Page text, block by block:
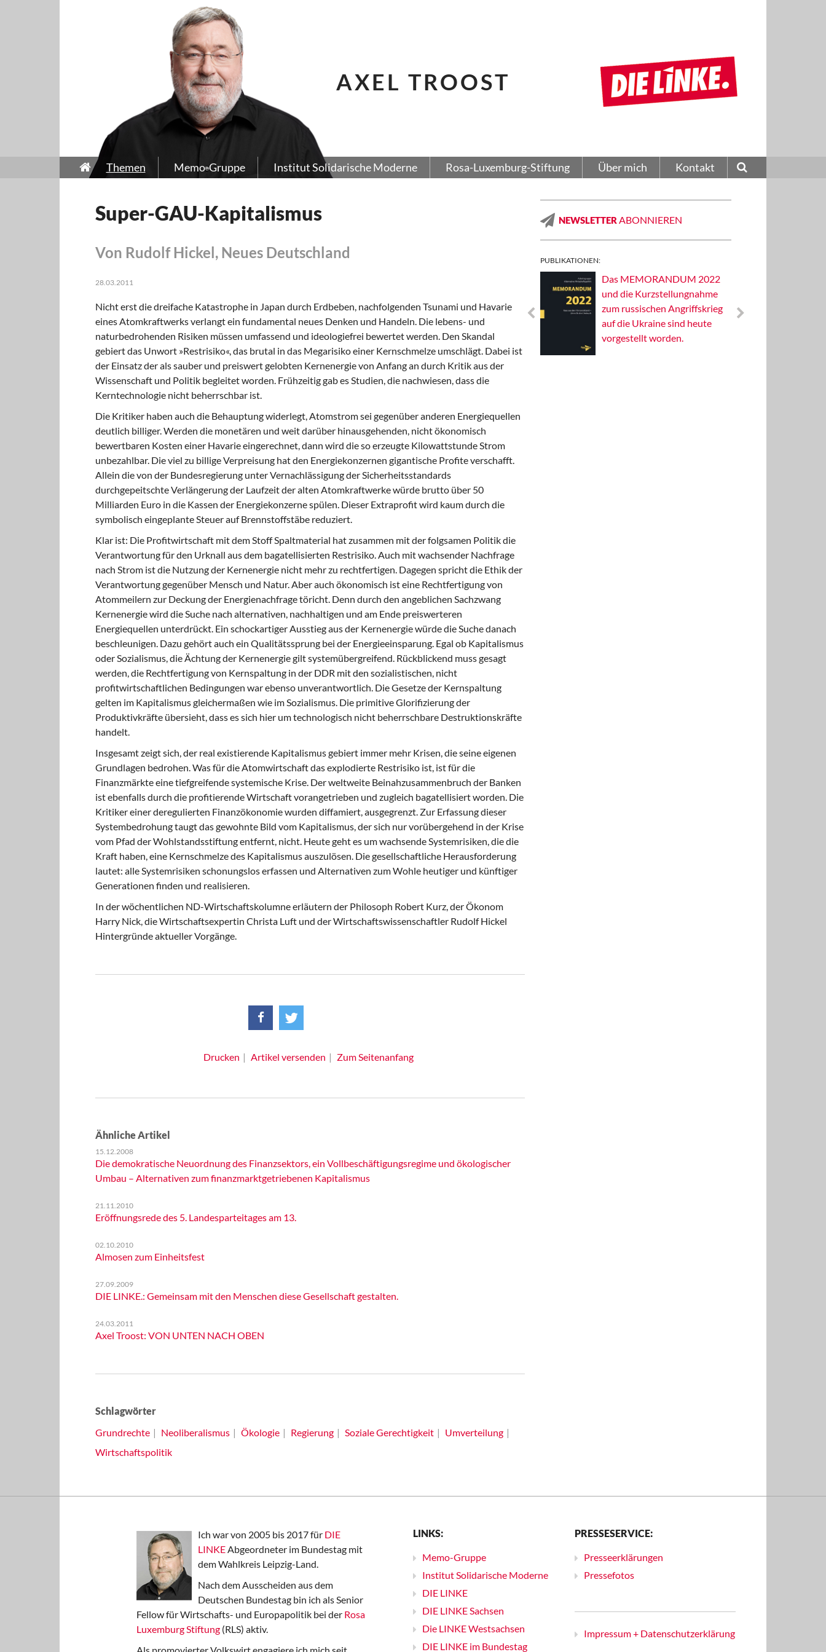
AXEL TROOST
Themen Memo-Gruppe Institut Solidarische Moderne Rosa-Luxemburg-Stiftung Über mich Kontakt
Super-GAU-Kapitalismus
Von Rudolf Hickel, Neues Deutschland
28.03.2011
Nicht erst die dreifache Katastrophe in Japan durch Erdbeben, nachfolgenden Tsunami und Havarie
eines Atomkraftwerks verlangt ein fundamental neues Denken und Handeln. Die lebens- und
naturbedrohenden Risiken müssen umfassend und ideologiefrei bewertet werden. Den Skandal
gebiert das Unwort »Restrisiko«, das brutal in das Megarisiko einer Kernschmelze umschlägt. Dabei ist
der Einsatz der als sauber und preiswert gelobten Kernenergie von Anfang an durch Kritik aus der
Wissenschaft und Politik begleitet worden. Frühzeitig gab es Studien, die nachwiesen, dass die
Kerntechnologie nicht beherrschbar ist.
Die Kritiker haben auch die Behauptung widerlegt, Atomstrom sei gegenüber anderen Energiequellen
deutlich billiger. Werden die monetären und weit darüber hinausgehenden, nicht ökonomisch
bewertbaren Kosten einer Havarie eingerechnet, dann wird die so erzeugte Kilowattstunde Strom
unbezahlbar. Die viel zu billige Verpreisung hat den Energiekonzernen gigantische Profite verschafft.
Allein die von der Bundesregierung unter Vernachlässigung der Sicherheitsstandards
durchgepeitschte Verlängerung der Laufzeit der alten Atomkraftwerke würde brutto über 50
Milliarden Euro in die Kassen der Energiekonzerne spülen. Dieser Extraprofit wird kaum durch die
symbolisch eingeplante Steuer auf Brennstoffstäbe reduziert.
Klar ist: Die Profitwirtschaft mit dem Stoff Spaltmaterial hat zusammen mit der folgsamen Politik die
Verantwortung für den Urknall aus dem bagatellisierten Restrisiko. Auch mit wachsender Nachfrage
nach Strom ist die Nutzung der Kernenergie nicht mehr zu rechtfertigen. Dagegen spricht die Ethik der
Verantwortung gegenüber Mensch und Natur. Aber auch ökonomisch ist eine Rechtfertigung von
Atommeilern zur Deckung der Energienachfrage töricht. Denn durch den angeblichen Sachzwang
Kernenergie wird die Suche nach alternativen, nachhaltigen und am Ende preiswerteren
Energiequellen unterdrückt. Ein schockartiger Ausstieg aus der Kernenergie würde die Suche danach
beschleunigen. Dazu gehört auch ein Qualitätssprung bei der Energieeinsparung. Egal ob Kapitalismus
oder Sozialismus, die Ächtung der Kernenergie gilt systemübergreifend. Rückblickend muss gesagt
werden, die Rechtfertigung von Kernspaltung in der DDR mit den sozialistischen, nicht
profitwirtschaftlichen Bedingungen war ebenso unverantwortlich. Die Gesetze der Kernspaltung
gelten im Kapitalismus gleichermaßen wie im Sozialismus. Die primitive Glorifizierung der
Produktivkräfte übersieht, dass es sich hier um technologisch nicht beherrschbare Destruktionskräfte
handelt.
Insgesamt zeigt sich, der real existierende Kapitalismus gebiert immer mehr Krisen, die seine eigenen
Grundlagen bedrohen. Was für die Atomwirtschaft das explodierte Restrisiko ist, ist für die
Finanzmärkte eine tiefgreifende systemische Krise. Der weltweite Beinahzusammenbruch der Banken
ist ebenfalls durch die profitierende Wirtschaft vorangetrieben und zugleich bagatellisiert worden. Die
Kritiker einer deregulierten Finanzökonomie wurden diffamiert, ausgegrenzt. Zur Erfassung dieser
Systembedrohung taugt das gewohnte Bild vom Kapitalismus, der sich nur vorübergehend in der Krise
vom Pfad der Wohlstandsstiftung entfernt, nicht. Heute geht es um wachsende Systemrisiken, die die
Kraft haben, eine Kernschmelze des Kapitalismus auszulösen. Die gesellschaftliche Herausforderung
lautet: alle Systemrisiken schonungslos erfassen und Alternativen zum Wohle heutiger und künftiger
Generationen finden und realisieren.
In der wöchentlichen ND-Wirtschaftskolumne erläutern der Philosoph Robert Kurz, der Ökonom
Harry Nick, die Wirtschaftsexpertin Christa Luft und der Wirtschaftswissenschaftler Rudolf Hickel
Hintergründe aktueller Vorgänge.
Drucken Artikel versenden Zum Seitenanfang
Ähnliche Artikel
15.12.2008
Die demokratische Neuordnung des Finanzsektors, ein Vollbeschäftigungsregime und ökologischer
Umbau – Alternativen zum finanzmarktgetriebenen Kapitalismus
21.11.2010
Eröffnungsrede des 5. Landesparteitages am 13.
02.10.2010
Almosen zum Einheitsfest
27.09.2009
DIE LINKE.: Gemeinsam mit den Menschen diese Gesellschaft gestalten.
24.03.2011
Axel Troost: VON UNTEN NACH OBEN
Schlagwörter
Grundrechte
Neoliberalismus Ökologie Regierung Soziale Gerechtigkeit
Umverteilung
Wirtschaftspolitik
NEWSLETTER ABONNIEREN
PUBLIKATIONEN:
Das MEMORANDUM 2022
und die Kurzstellungnahme
zum russischen Angriffskrieg
auf die Ukraine sind heute
vorgestellt worden.
Ich war von 2005 bis 2017 für DIE
LINKEAbgeordneter im Bundestag mit
dem Wahlkreis Leipzig-Land.
Nach dem Ausscheiden aus dem
Deutschen Bundestag bin ich als Senior
Fellow für Wirtschafts- und Europapolitik bei der Rosa
Luxemburg Stiftung (RLS) aktiv.
LINKS:
Memo-Gruppe
Institut Solidarische Moderne
DIE LINKE
DIE LINKE Sachsen
Die LINKE Westsachsen
DIE LINKE im Bundestag
PRESSESERVICE:
Presseerklärungen
Pressefotos
Impressum + Datenschutzerklärung